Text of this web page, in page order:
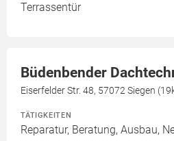
Terrassentür
Büdenbender
Eiserfelder Str. 48, 57072 Siegen
TÄTIGKEITEN
Reparatur, Beratung, Ausbau,